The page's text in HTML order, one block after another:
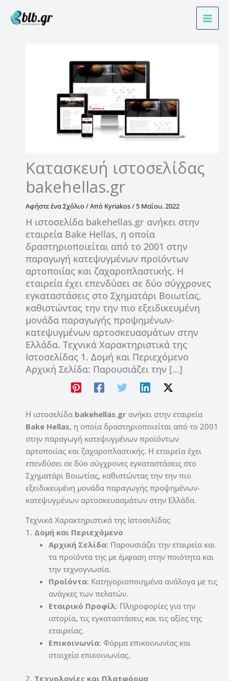
στο
Κατασκευή ιστοσελίδας
bakehellas.gr
Αφήστε ένα Σχόλιο/ Από Kyriakos/5 Μαΐου, 2022
Η ιστοσελίδα bakehellas.gr ανήκει στην
εταιρεία Bake Hellas, η οποία
δραστηριοποιείται από το 2001 στην
παραγωγή κατεψυγμένων προϊόντων
αρτοποιίας και ζαχαροπλαστικής. Η
εταιρεία έχει επενδύσει σε δύο σύγχρονες
εγκαταστάσεις στο Σχηματάρι Βοιωτίας,
καθιστώντας την την πιο εξειδικευμένη
μονάδα παραγωγής προψημένων-
κατεψυγμένων αρτοσκευασμάτων στην
Ελλάδα. Τεχνικά Χαρακτηριστικά της
Ιστοσελίδας 1. Δομή και Περιεχόμενο
Αρχική Σελίδα: Παρουσιάζει την […]
Η ιστοσελίδα bakehellas.gr ανήκει στην εταιρεία
Bake Hellas, η οποία δραστηριοποιείται από το 2001
στην παραγωγή κατεψυγμένων προϊόντων
αρτοποιίας και ζαχαροπλαστικής. Η εταιρεία έχει
επενδύσει σε δύο σύγχρονες εγκαταστάσεις στο
Σχηματάρι Βοιωτίας, καθιστώντας την την πιο
εξειδικευμένη μονάδα παραγωγής προψημένων-
κατεψυγμένων αρτοσκευασμάτων στην Ελλάδα.
Τεχνικά Χαρακτηριστικά της Ιστοσελίδας
1. Δομή και Περιεχόμενο
Αρχική Σελίδα: Παρουσιάζει την εταιρεία και
τα προϊόντα της με έμφαση στην ποιότητα και
την τεχνογνωσία.
Προϊόντα: Κατηγοριοποιημένα ανάλογα με τις
ανάγκες των πελατών.
Εταιρικό Προφίλ: Πληροφορίες για την
ιστορία, τις εγκαταστάσεις και τις αξίες της
εταιρείας.
Επικοινωνία: Φόρμα επικοινωνίας και
στοιχεία επικοινωνίας.
2. Τεχνολογίες και Πλατφόρμα
ν